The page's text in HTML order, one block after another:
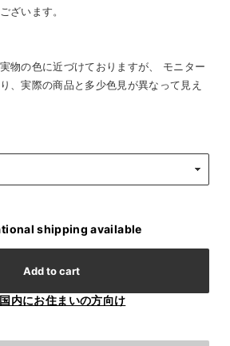
ざいます。
物の色に近づけておりますが、 モニター
、実際の商品と多少色見が異なって見え
shipping available
Add to cart
内にお住まいの方向け